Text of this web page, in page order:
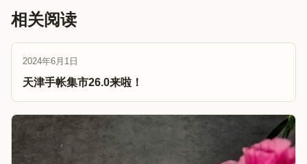
相关阅读
2024年6月1日
天津手帐集市26.0来啦！